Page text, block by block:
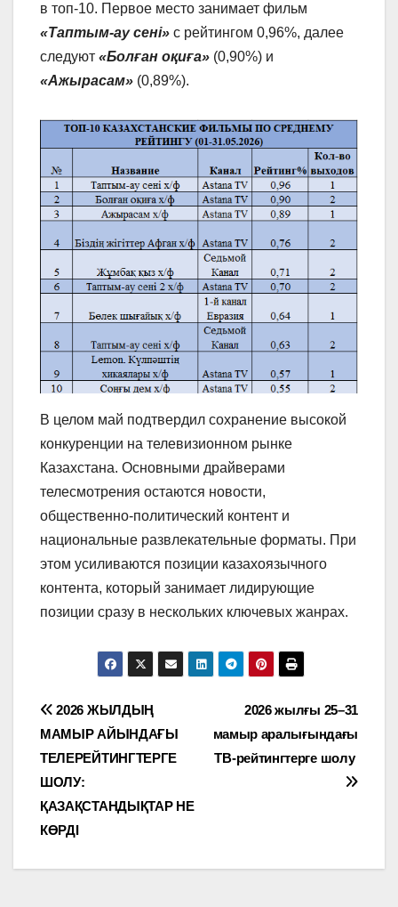
в топ-10. Первое место занимает фильм
«Таптым-ау сені» с рейтингом 0,96%, далее
следуют «Болған оқиға» (0,90%) и
«Ажырасам» (0,89%).
В целом май подтвердил сохранение высокой
конкуренции на телевизионном рынке
Казахстана. Основными драйверами
телесмотрения остаются новости,
общественно-политический контент и
национальные развлекательные форматы. При
этом усиливаются позиции казахоязычного
контента, который занимает лидирующие
позиции сразу в нескольких ключевых жанрах.
Навигация
по
записям
2026 жылғы 25–31
мамыр аралығындағы
ТВ-рейтингтерге шолу
2026 ЖЫЛДЫҢ
МАМЫР АЙЫНДАҒЫ
ТЕЛЕРЕЙТИНГТЕРГЕ
ШОЛУ:
ҚАЗАҚСТАНДЫҚТАР НЕ
КӨРДІ